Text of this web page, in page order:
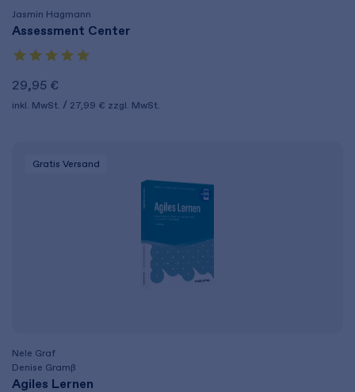
Jasmin Hagmann
Assessment Center
29,95 €
inkl. MwSt. 27,99 € zzgl. MwSt.
Gratis Versand
Nele Graf
Denise Gramß
Agiles Lernen